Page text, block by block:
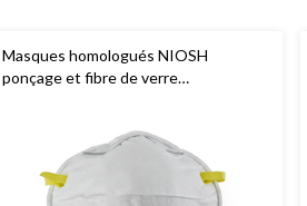
Masques homologués NIOSH
ponçage et fibre de verre